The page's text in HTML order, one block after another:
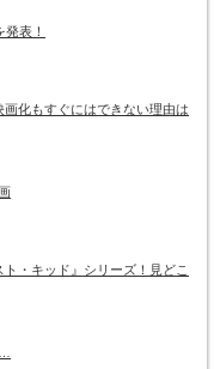
表！
画化もすぐにはできない理由は
・キッド』シリーズ！見どこ